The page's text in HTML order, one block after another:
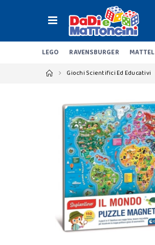
LEGO RAVENSBURGER MATTEL
Giochi Scientifici Ed Educativi